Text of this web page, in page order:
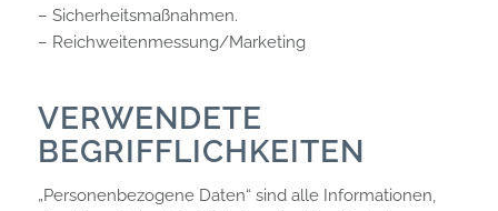
– Sicherheitsmaßnahmen.
– Reichweitenmessung/Marketing
VERWENDETE
BEGRIFFLICHKEITEN
„Personenbezogene Daten“ sind alle Informationen,